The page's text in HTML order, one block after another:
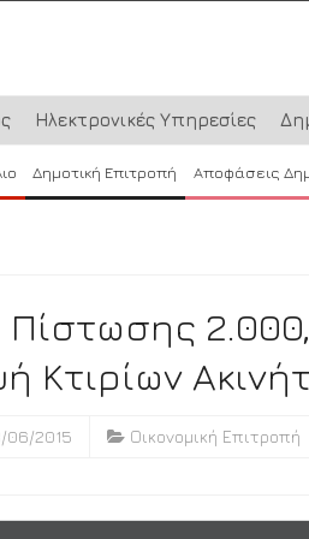
Ηλεκτρονικές Υπηρεσίες
Δημοτική Επιτροπή Αποφάσεις
Κτιρίων
06/2015 Οικονομική Επιτροπή